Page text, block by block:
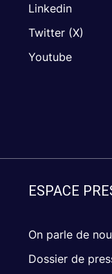
Linkedin
Twitter (X)
Youtube
ESPACE
On parle de
Dossier de